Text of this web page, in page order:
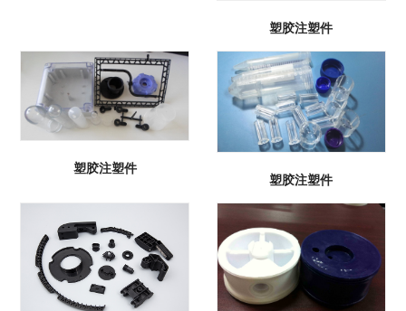
塑胶注塑件
塑胶注塑件
塑胶注塑件